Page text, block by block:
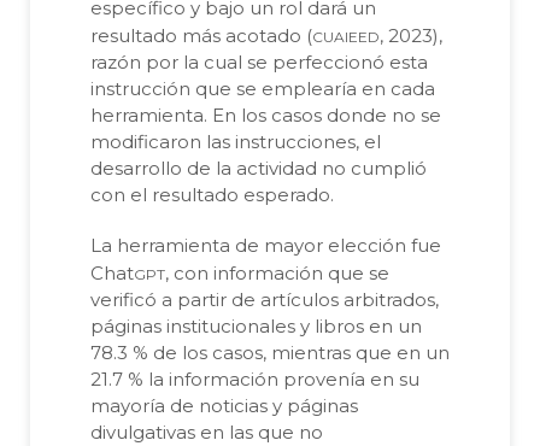
específico y bajo un rol dará un
resultado más acotado (cuaieed, 2023),
razón por la cual se perfeccionó esta
instrucción que se emplearía en cada
herramienta. En los casos donde no se
modificaron las instrucciones, el
desarrollo de la actividad no cumplió
con el resultado esperado.
La herramienta de mayor elección fue
Chatgpt, con información que se
verificó a partir de artículos arbitrados,
páginas institucionales y libros en un
78.3 % de los casos, mientras que en un
21.7 % la información provenía en su
mayoría de noticias y páginas
divulgativas en las que no